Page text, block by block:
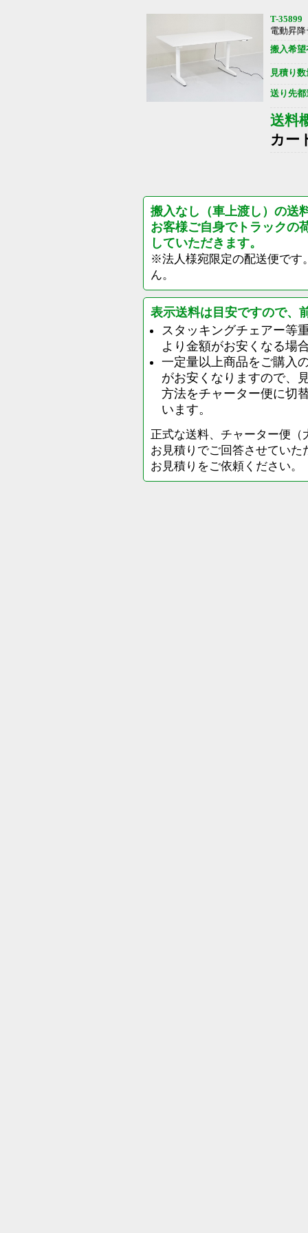
T-35899
電動昇
搬入希望
見積り数
送り先都
送料
カー
搬入なし（車上渡し）の送
お客様ご自身でトラックの
していただきます。
※法人様宛限定の配送便です
ん。
表示送料は目安ですので、
スタッキングチェアー等
より金額がお安くなる場
一定量以上商品をご購入
がお安くなりますので、
方法をチャーター便に切
います。
正式な送料、チャーター便
お見積りでご回答させてい
お見積りをご依頼ください。